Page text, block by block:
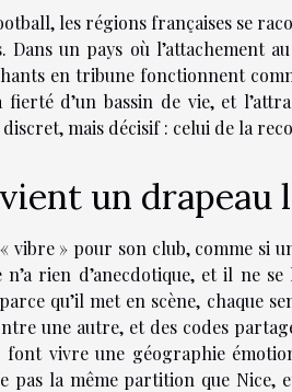
les régions françaises se
un pays où l’attachement
en tribune fonctionnent
fierté d’un bassin de vie, et
mais décisif : celui de la
un drapeau
« vibre » pour son club, comme
rien d’anecdotique, et il ne
qu’il met en scène, chaque
une autre, et des codes
vivre une géographie
la même partition que Nice,